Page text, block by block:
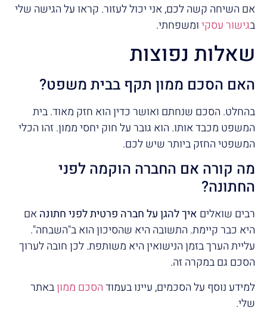
אם השיחה קשה לכם, אני יכול לעזור. קראו על הגישה שלי
בגישור עסקיומשפחתי.
שאלות נפוצות
האם הסכם ממון תקף בבית משפט?
בהחלט. הסכם שנחתם ואושר כדין הוא חזק מאוד. בית
המשפט מכבד אותו. הוא גובר על חוק יחסי ממון. זהו הכלי
המשפטי החזק ביותר שיש לכם.
מה קורה אם החברה הוקמה לפני
החתונה?
רבים שואלים איך להגן על חברה פרטית לפני חתונה אם
היא כבר קיימת. התשובה היא שהסיכון הוא ב"השבחה".
עליית הערך בזמן הנישואין היא משותפת. לכן חובה לערוך
הסכם גם במקרה זה.
למידע נוסף על הסכמים, עיינו בעמודהסכם ממוןבאתר
שלי.